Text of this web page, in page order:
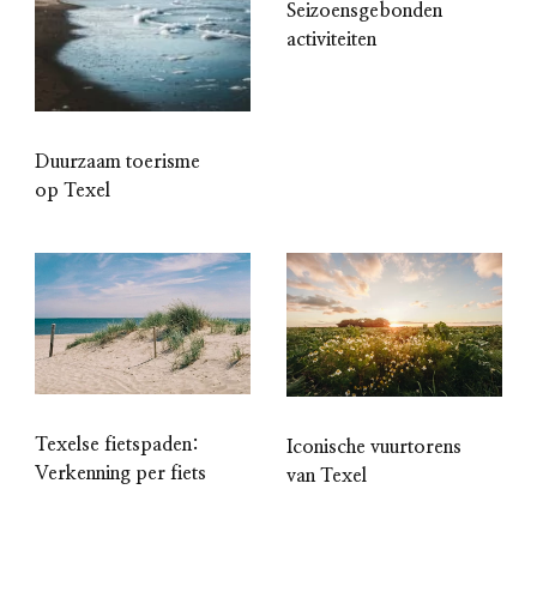
Duurzaam toerisme
op Texel
Seizoensgebonden
activiteiten
Texelse fietspaden:
Verkenning per fiets
Iconische vuurtorens
van Texel